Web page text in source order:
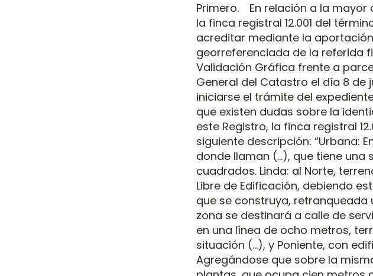
Primero. En relación a la mayor
la finca registral 12.001 del
acreditar mediante la
georreferenciada de la referida
Validación Gráfica frente a
General del Catastro el día 8 de
iniciarse el trámite del
que existen dudas sobre la
este Registro, la finca registral
siguiente descripción: “Urbana:
donde llaman (…), que tiene
cuadrados. Linda: al Norte,
Libre de Edificación, debiendo
que se construya,
zona se destinará a calle de
en una línea de ocho metros,
situación (…), y Poniente, con
Agregándose que sobre la